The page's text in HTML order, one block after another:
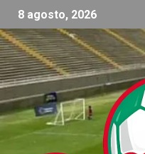
8 agosto, 2026